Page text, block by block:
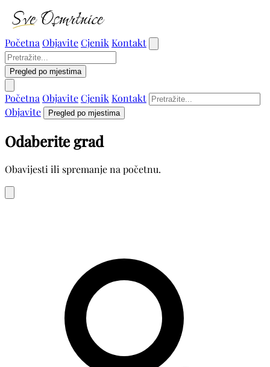
Početna ObjaviteCjenik Kontakt
Pregled po mjestima
Početna ObjaviteCjenik Kontakt
Objavite
Pregled po mjestima
Odaberite grad
Obavijesti ili spremanje na početnu.